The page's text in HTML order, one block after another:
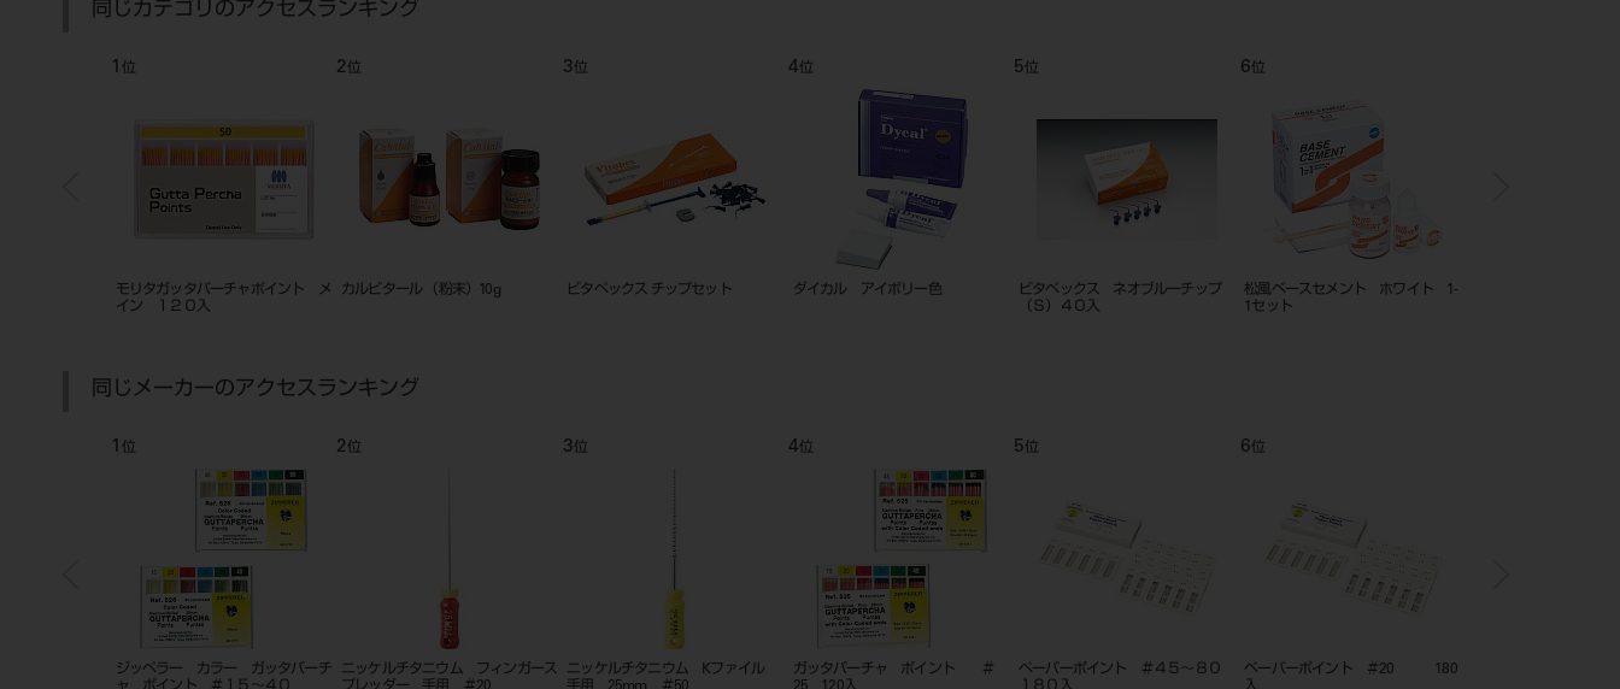
同じカテゴリのアクセスランキング
1 位
モリタガッタパーチャポイント メ
イン １２０入
2 位
カルビタール （粉末）10g
3位
ビタペックス チップセット
4位
ダイカル アイボリー色
5位
ビタペックス ネオブルーチップ
（Ｓ）４０入
6位
松風ベースセメント ホワイト 1-
1セット
同じメーカーのアクセスランキング
1 位
ジッペラー カラー ガッタパーチ
2 位
ニッケルチタニウム フィンガース
3位
ニッケルチタニウム Kファイル
4位
ガッタパーチャ ポイント ＃
5位
ペーパーポイント ＃４５～８０
6位
ペーパーポイント ＃20 180